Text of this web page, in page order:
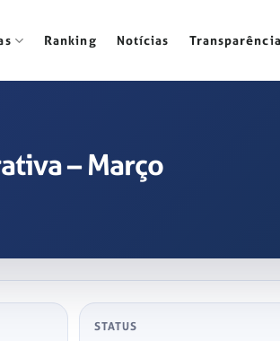
Ranking Notícias Transparência
– Março
STATUS